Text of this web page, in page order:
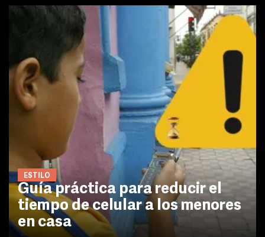
ESTILO
Guía práctica para reducir el
tiempo de celular a los menores
en casa